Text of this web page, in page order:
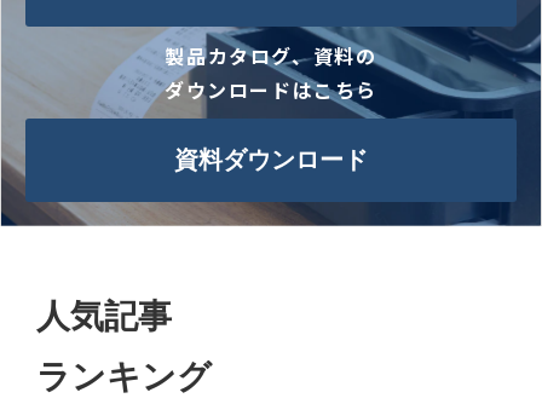
製品カタログ、資料の
ダウンロードはこちら
資料ダウンロード
人気記事
ランキング